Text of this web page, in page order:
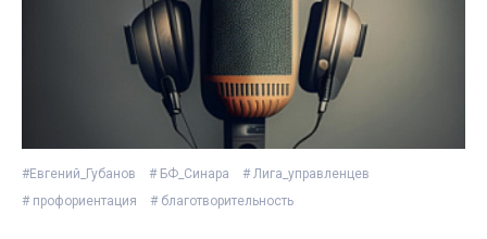
#Евгений_Губанов # БФ_Синара
# Лига_управленцев
# профориентация
# благотворительность